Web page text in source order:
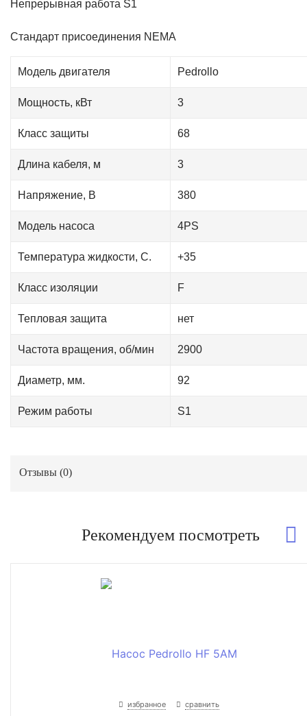
Непрерывная работа S1
Стандарт присоединения NEMA
Модель двигателя Pedrollo
Мощность, кВт 3
Класс защиты 68
Длина кабеля, м 3
Напряжение, В 380
Модель насоса 4PS
Температура жидкости, С. +35
Класс изоляции F
Тепловая защита нет
Частота вращения, об/мин 2900
Диаметр, мм. 92
Режим работы S1
Отзывы (0)
Рекомендуем посмотреть
избранное сравнить